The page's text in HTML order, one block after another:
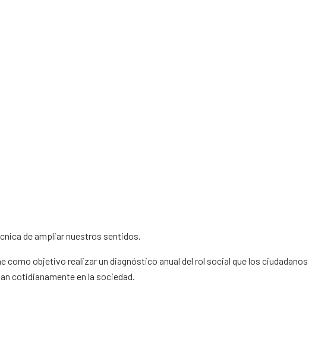
de ampliar nuestros sentidos.
como objetivo realizar un diagnóstico anual del rol social que los ciudadanos
cotidianamente en la sociedad.